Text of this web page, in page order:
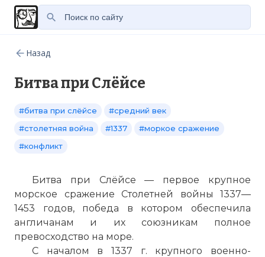
Назад
Битва при Слёйсе
#битва при слёйсе
#средний век
#столетняя война
#1337
#моркое сражение
#конфликт
Битва при Слёйсе — первое крупное
морское сражение Столетней войны 1337—
1453 годов, победа в котором обеспечила
англичанам и их союзникам полное
превосходство на море.
С началом в 1337 г. крупного военно-